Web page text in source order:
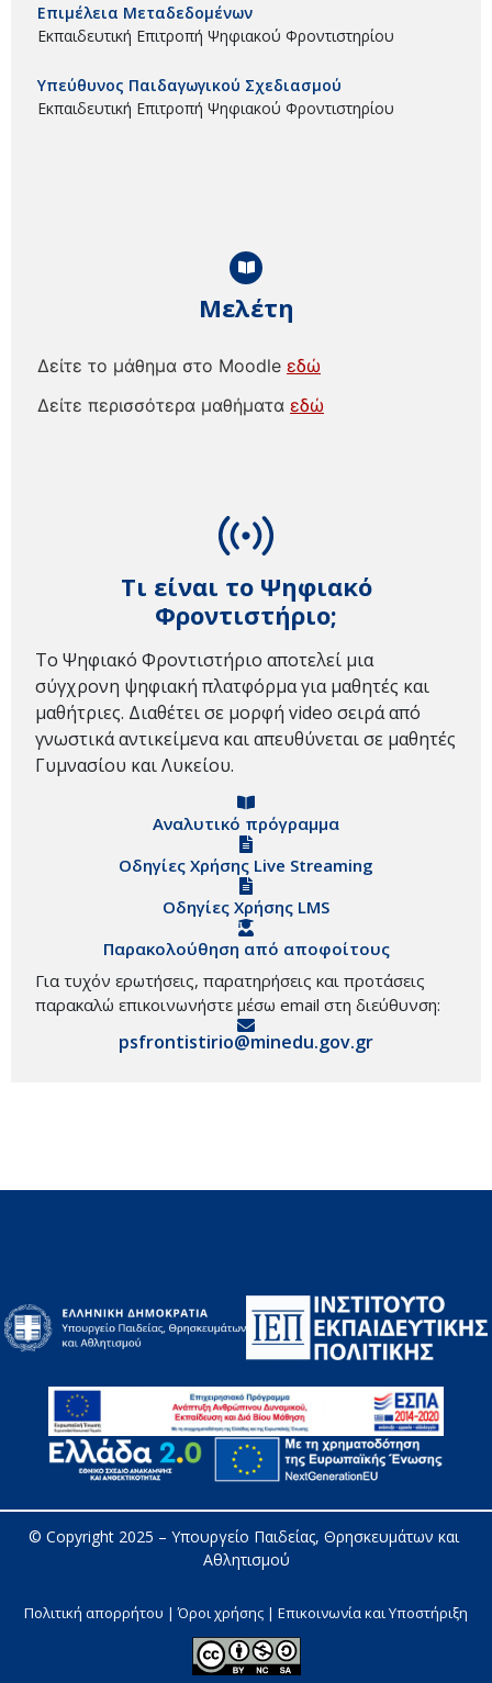
Τι είναι το Ψηφιακό
Φροντιστήριο;
Το Ψηφιακό Φροντιστήριο αποτελεί μια
σύγχρονη ψηφιακή πλατφόρμα για μαθητές και
μαθήτριες. Διαθέτει σε μορφή video σειρά από
γνωστικά αντικείμενα και απευθύνεται σε μαθητές
Γυμνασίου και Λυκείου.
Αναλυτικό πρόγραμμα
Οδηγίες Χρήσης Live Streaming
Οδηγίες Χρήσης LMS
Παρακολούθηση από αποφοίτους
Για τυχόν ερωτήσεις, παρατηρήσεις και προτάσεις
παρακαλώ επικοινωνήστε μέσω email στη διεύθυνση:
psfrontistirio@minedu.gov.gr
Μελέτη
Δείτε το μάθημα στο Moodle εδώ
Δείτε περισσότερα μαθήματα εδώ
Επιμέλεια Μεταδεδομένων
Εκπαιδευτική Επιτροπή Ψηφιακού Φροντιστηρίου
Υπεύθυνος Παιδαγωγικού Σχεδιασμού
Εκπαιδευτική Επιτροπή Ψηφιακού Φροντιστηρίου
© Copyright 2025 – Υπουργείο Παιδείας, Θρησκευμάτων και
Αθλητισμού
Πολιτική απορρήτου | Όροι χρήσης | Επικοινωνία και Υποστήριξη